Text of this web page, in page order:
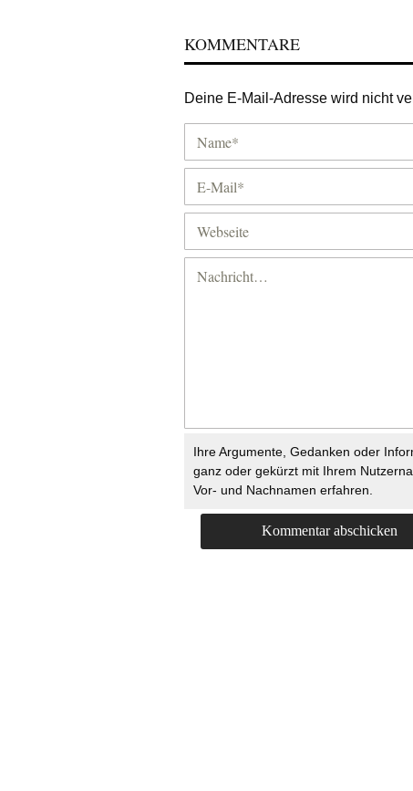
KOMMENTARE
Deine E-Mail-Adresse wird nicht
Ihre Argumente, Gedanken oder
ganz oder gekürzt mit Ihrem
Vor- und Nachnamen erfahren.